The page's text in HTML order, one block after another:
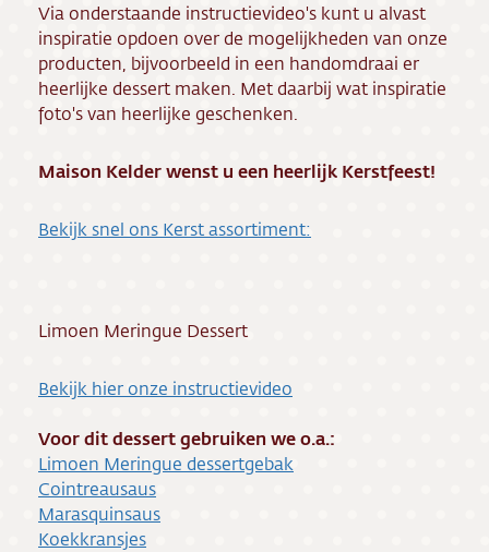
Via onderstaande instructievideo's kunt u alvast
inspiratie opdoen over de mogelijkheden van onze
producten, bijvoorbeeld in een handomdraai er
heerlijke dessert maken. Met daarbij wat inspiratie
foto's van heerlijke geschenken.
Maison Kelder wenst u een heerlijk Kerstfeest!
Bekijk snel ons Kerst assortiment:
Limoen Meringue Dessert
Bekijk hier onze instructievideo
Voor dit dessert gebruiken we o.a.:
Limoen Meringue dessertgebak
Cointreausaus
Marasquinsaus
Koekkransjes